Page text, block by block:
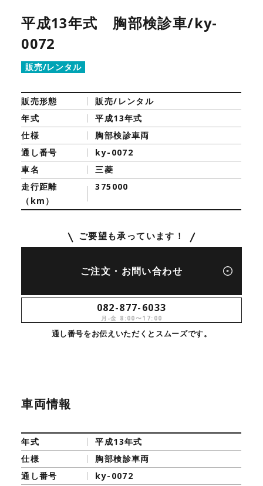
平成13年式 胸部検診車/ky-
0072
販売/レンタル
販売形態
販売/レンタル
年式
平成13年式
仕様
胸部検診車両
通し番号
ky-0072
車名
三菱
走行距離
（km）
375000
ご要望も承っています！
ご注文・お問い合わせ
082-877-6033
月-金 8:00〜17:00
通し番号をお伝えいただくとスムーズです。
車両情報
年式
平成13年式
仕様
胸部検診車両
通し番号
ky-0072